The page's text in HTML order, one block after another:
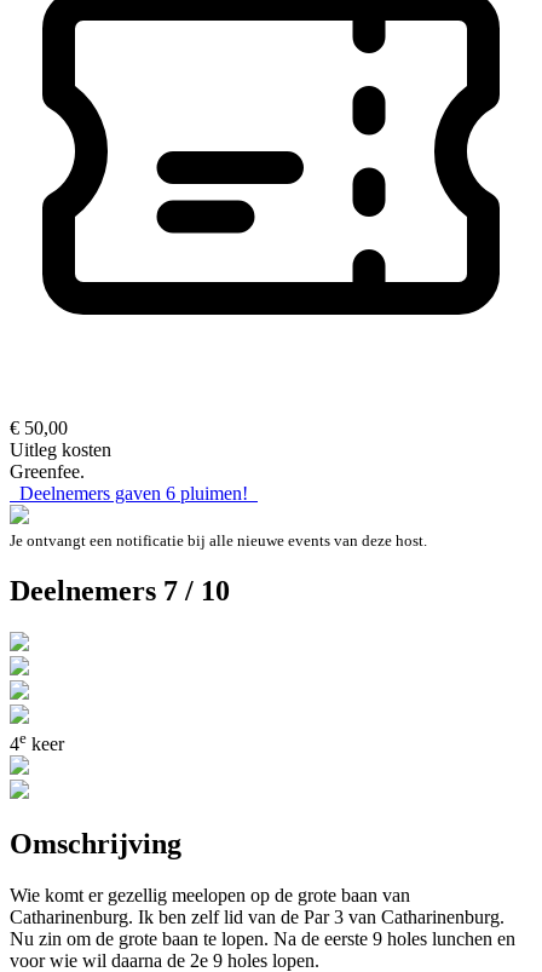
€ 50,00
Uitleg kosten
Greenfee.
Deelnemers gaven 6 pluimen!
Je ontvangt een notificatie bij alle nieuwe events van deze host.
Deelnemers 7 / 10
4e keer
Omschrijving
Wie komt er gezellig meelopen op de grote baan van
Catharinenburg. Ik ben zelf lid van de Par 3 van Catharinenburg.
Nu zin om de grote baan te lopen. Na de eerste 9 holes lunchen en
voor wie wil daarna de 2e 9 holes lopen.